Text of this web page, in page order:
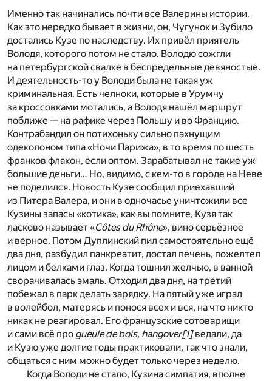
Именно так начинались почти все Валерины истории.
Как это нередко бывает в жизни, он, Чугунок и Зубило
достались Кузе по наследству. Их привёл приятель
Володя, которого потом не стало. Володю сожгли
на петербургской свалке в беспредельные девяностые.
И деятельность-то у Володи была не такая уж
криминальная. Есть челноки, которые в Урумчу
за кроссовками мотались, а Володя нашёл маршрут
поближе — на рафике через Польшу и во Францию.
Контрабандил он потихоньку сильно пахнущим
одеколоном типа «Ночи Парижа», в то время по шесть
франков флакон, если оптом. Зарабатывал не такие уж
большие деньги… Но, видимо, с кем-то в городе на Неве
не поделился. Новость Кузе сообщил приехавший
из Питера Валера, и они в одночасье уничтожили все
Кузины запасы «котика», как вы помните, Кузя так
ласково называет «Côtes du Rhône», вино серьёзное
и верное. Потом Дуплинский пил самостоятельно ещё
два дня, разбудил панкреатит, достал печень, пожелтел
лицом и белками глаз. Когда тошнил желчью, в ванной
сворачивалась эмаль. Отходил два дня, на третий
побежал в парк делать зарядку. На пятый уже играл
в волейбол, матерясь и понося всех и вся, на что никто
никак не реагировал. Его французские сотоварищи
и сами всё про gueule de bois, hangover[1]ведали, да
и Кузю уже долгие годы практиковали, так что знали,
общаться с ним можно будет только через неделю.
Когда Володи не стало, Кузина симпатия, вполне